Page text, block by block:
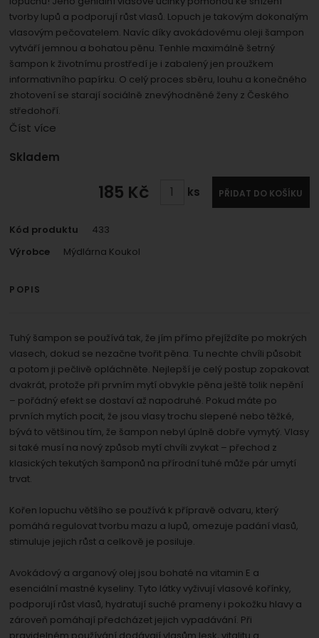
Povoleno
Zobrazit
Tyto cookies nám umožňují měření výkonu našeho webu i
našich reklamních kampaní. Jejich pomocí určujeme
počet návštěv a zdroje návštěv našich internetových
stránek. Data získaná pomocí těchto cookies
zpracováváme souhrnně a anonymně, takže nejsme
Marketingové
Marketingové-abychom vás neobtěžovali
nevhodnou reklamou.
Povoleno
Zobrazit
Marketingové cookies používáme my nebo naši partneři,
abychom vám mohli zobrazit vhodné obsahy nebo
reklamy jak na našich stránkách, tak na stránkách třetích
tvorby lupů a podporují růst vlasů. Lopuch je takovým dokonalým
vlasovým pečovatelem. Navíc díky avokádovému oleji šampon
vytváří jemnou a bohatou pěnu. Tenhle maximálně šetrný
šampon k životnímu prostředí je i zabalený jen proužkem
informativního papírku. O celý proces sběru, louhu a konečného
zhotovení se starají sociálně znevýhodněné ženy z Českého
středohoří.
Číst více
Dostupnost:
Skladem
185 Kč ks PŘIDAT DO KOŠÍKU
Kód produktu
433
Výrobce
Mýdlárna Koukol
POPIS
Tuhý šampon se používá tak, že jím přímo přejíždíte po mokrých
vlasech, dokud se nezačne tvořit pěna. Tu nechte chvíli působit
a potom ji pečlivě opláchněte. Nejlepší je celý postup zopakovat
dvakrát, protože při prvním mytí obvykle pěna ještě tolik nepění
– pořádný efekt se dostaví až napodruhé. Pokud máte po
prvních mytích pocit, že jsou vlasy trochu slepené nebo těžké,
bývá to většinou tím, že šampon nebyl úplně dobře vymytý. Vlasy
si také musí na nový způsob mytí chvíli zvykat – přechod z
klasických tekutých šamponů na přírodní tuhé může pár umytí
trvat.
Kořen lopuchu většího se používá k přípravě odvaru, který
pomáhá regulovat tvorbu mazu a lupů, omezuje padání vlasů,
stimuluje jejich růst a celkově je posiluje.
Avokádový a arganový olej jsou bohaté na vitamin E a
esenciální mastné kyseliny. Tyto látky vyživují vlasové kořínky,
podporují růst vlasů, hydratují suché prameny i pokožku hlavy a
zároveň pomáhají předcházet jejich vypadávání. Při
pravidelném používání dodávají vlasům lesk, vitalitu a